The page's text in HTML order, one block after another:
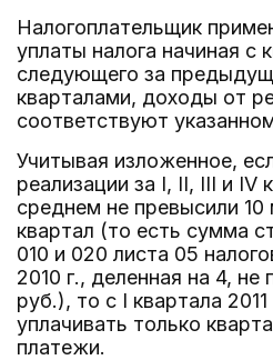
Налогоплательщик
уплаты налога начиная с
следующего за
кварталами, доходы от
соответствуют
Учитывая изложенное,
реализации за I, II, III и IV
среднем не превысили
квартал (то есть сумма
010 и 020 листа 05
2010 г., деленная на 4, не
руб.), то с I квартала
уплачивать только
платежи.